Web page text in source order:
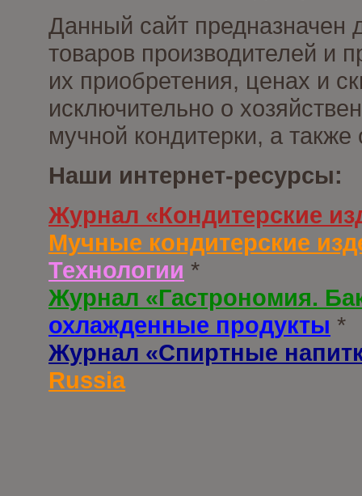
Данный сайт предназначен
товаров производителей и
их приобретения, ценах и
исключительно о
мучной кондитерки, а
Наши интернет-ресурсы:
Журнал «Кондитерские
Мучные кондитерские
Технологии *
Журнал «Гастрономия.
охлажденные продукты *
Журнал «Спиртные
Russia